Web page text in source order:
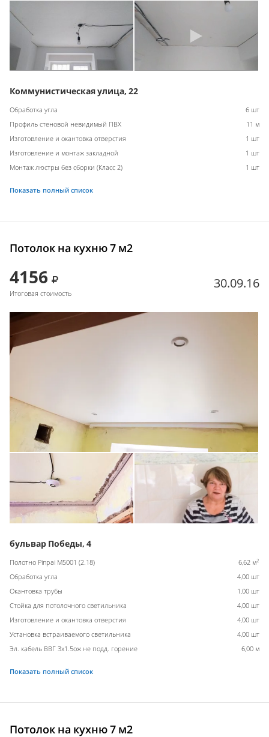
Коммунистическая улица, 22
Обработка угла
6 шт
Профиль стеновой невидимый ПВХ
11 м
Изготовление и окантовка отверстия
1 шт
Изготовление и монтаж закладной
1 шт
Монтаж люстры без сборки (Класс 2)
1 шт
Показать полный список
Потолок на кухню 7 м2
4156
Итоговая стоимость
30.09.16
бульвар Победы, 4
Полотно Pinpai M5001 (2.18) 6,62 м2
Обработка угла
4,00 шт
Окантовка трубы
1,00 шт
Стойка для потолочного светильника
4,00 шт
Изготовление и окантовка отверстия
4,00 шт
Установка встраиваемого светильника
4,00 шт
Эл. кабель ВВГ 3х1.5ож не подд. горение
6,00 м
Показать полный список
Потолок на кухню 7 м2